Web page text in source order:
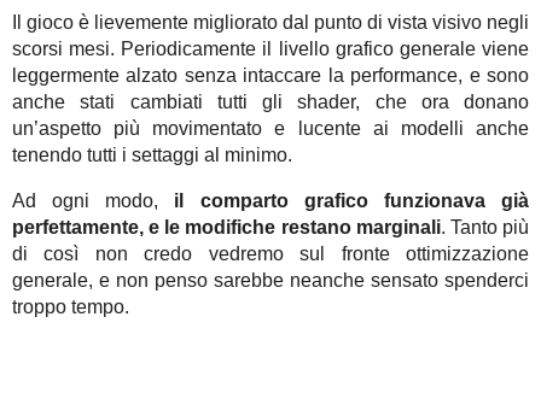
Il gioco è lievemente migliorato dal punto di vista visivo negli
scorsi mesi. Periodicamente il livello grafico generale viene
leggermente alzato senza intaccare la performance, e sono
anche stati cambiati tutti gli shader, che ora donano
un’aspetto più movimentato e lucente ai modelli anche
tenendo tutti i settaggi al minimo.
Ad ogni modo, il comparto grafico funzionava già
perfettamente, e le modifiche restano marginali. Tanto più
di così non credo vedremo sul fronte ottimizzazione
generale, e non penso sarebbe neanche sensato spenderci
troppo tempo.